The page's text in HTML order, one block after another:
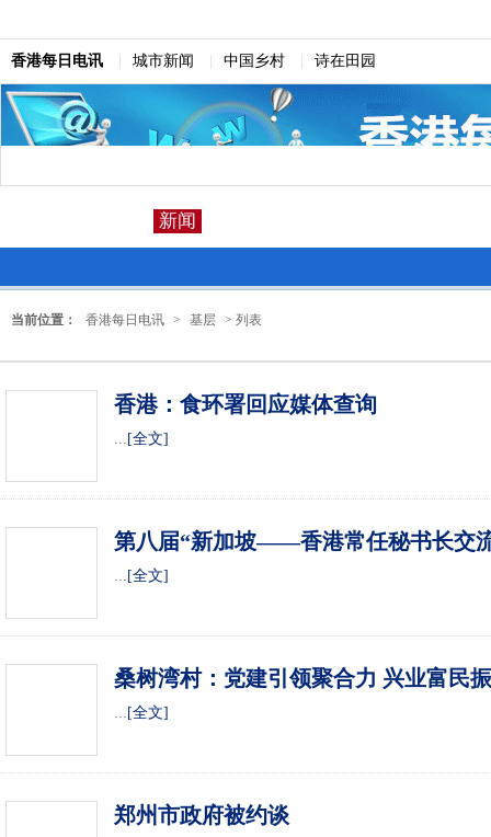
香港每日电讯 城市新闻 中国乡村 诗在田园
新闻
当前位置： 香港每日电讯 > 基层 > 列表
香港：食环署回应媒体查询
... [全文]
第八届“新加坡——香港常任秘书长交
... [全文]
桑树湾村：党建引领聚合力 兴业富民
... [全文]
郑州市政府被约谈